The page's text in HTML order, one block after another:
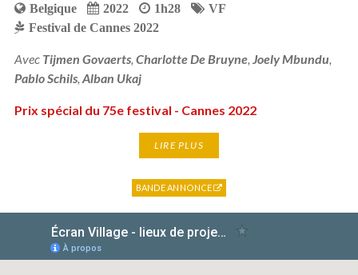
Belgique 2022 1h28
VF
Festival de Cannes 2022
Avec Tijmen Govaerts, Charlotte De Bruyne, Joely Mbundu
Pablo Schils, Alban Ukaj
Prix spécial du 75e festival - Cannes 2022
LIRE PLUS
BANDE ANNONCE